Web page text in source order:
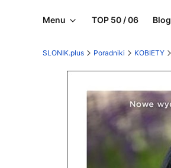
Menu TOP 50 / 06 Blog
SLONIK.plus Poradniki KOBIETY